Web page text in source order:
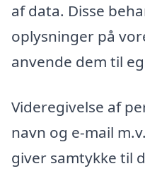
af data. Disse
oplysninger på
anvende dem til
Videregivelse af
navn og e-mail
giver samtykke til